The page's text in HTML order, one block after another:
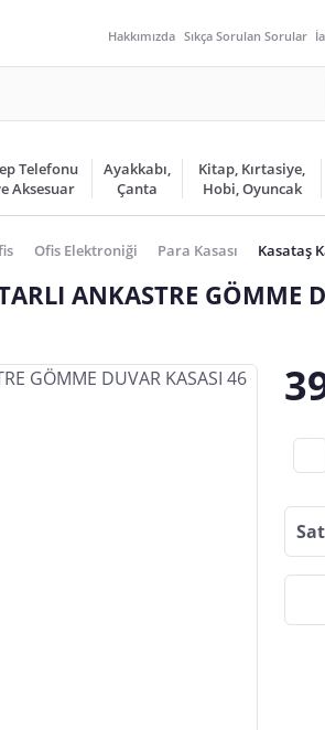
Hakkımızda Sıkça Sorulan Sorular
Telefonu
Aksesuar
Ayakkabı,
Çanta
Kitap, Kırtasiye,
Hobi, Oyuncak
Ofis Elektroniği Para Kasası Kasataş
ANKASTRE GÖMME